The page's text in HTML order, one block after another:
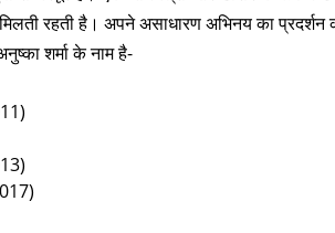
रहती है। अपने असाधारण अभिनय का
शर्मा के नाम है-